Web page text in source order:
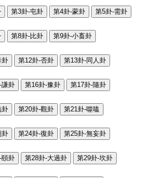
第3卦-屯卦 第4卦-蒙卦 第5卦-需卦
第8卦-比卦 第9卦-小畜卦
卦 第12卦-否卦 第13卦-同人卦
謙卦 第16卦-豫卦 第17卦-隨卦
卦 第20卦-觀卦 第21卦-噬嗑
卦 第24卦-復卦 第25卦-無妄卦
頤卦 第28卦-大過卦 第29卦-坎卦